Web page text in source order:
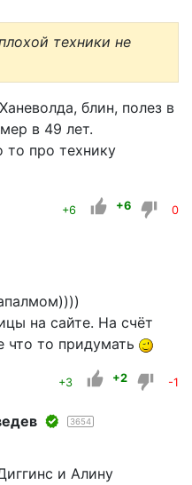
техники не
блин, полез в
в 49 лет.
то про технику
+6 +6 0
на сайте. На счёт
то придумать
+3 +2 -1
3654
и Алину